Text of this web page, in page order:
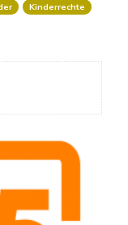
Kinderrechte